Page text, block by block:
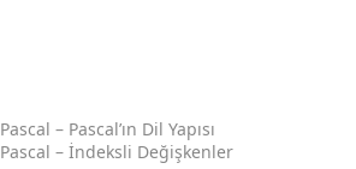
Pascal – Pascal’ın Dil Yapısı
Pascal – İndeksli Değişkenler